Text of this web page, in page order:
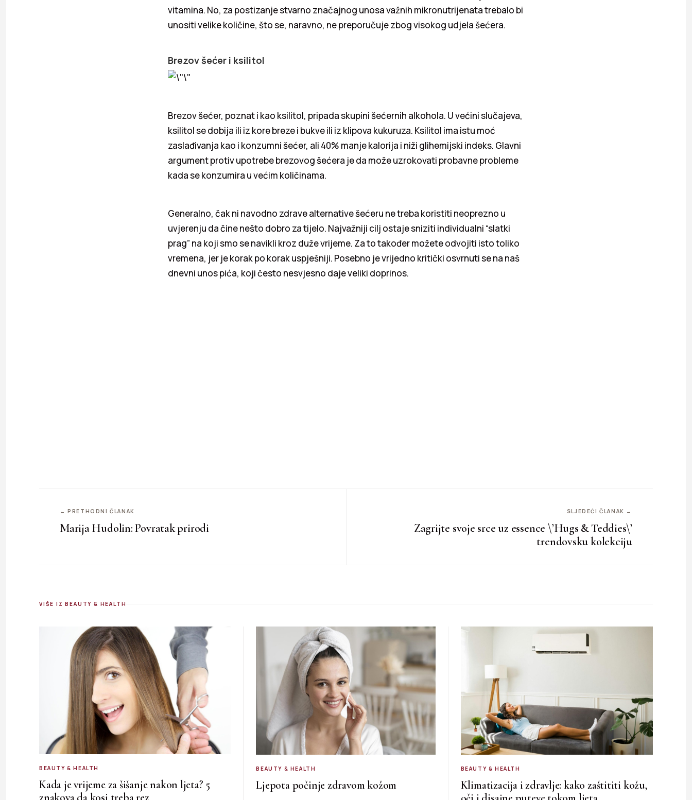
vitamina. No, za postizanje stvarno značajnog unosa važnih mikronutrijenata trebalo bi
unositi velike količine, što se, naravno, ne preporučuje zbog visokog udjela šećera.
Brezov šećer i ksilitol
Brezov šećer, poznat i kao ksilitol, pripada skupini šećernih alkohola. U većini slučajeva,
ksilitol se dobija ili iz kore breze i bukve ili iz klipova kukuruza. Ksilitol ima istu moć
zaslađivanja kao i konzumni šećer, ali 40% manje kalorija i niži glihemijski indeks. Glavni
argument protiv upotrebe brezovog šećera je da može uzrokovati probavne probleme
kada se konzumira u većim količinama.
Generalno, čak ni navodno zdrave alternative šećeru ne treba koristiti neoprezno u
uvjerenju da čine nešto dobro za tijelo. Najvažniji cilj ostaje sniziti individualni “slatki
prag” na koji smo se navikli kroz duže vrijeme. Za to također možete odvojiti isto toliko
vremena, jer je korak po korak uspješniji. Posebno je vrijedno kritički osvrnuti se na naš
dnevni unos pića, koji često nesvjesno daje veliki doprinos.
← PRETHODNI ČLANAK
Marija Hudolin: Povratak prirodi
SLJEDEĆI ČLANAK →
Zagrijte svoje srce uz essence \’Hugs & Teddies\’
trendovsku kolekciju
VIŠE IZ BEAUTY & HEALTH
BEAUTY & HEALTH
Kada je vrijeme za šišanje nakon ljeta? 5
BEAUTY & HEALTH
Ljepota počinje zdravom kožom
BEAUTY & HEALTH
Klimatizacija i zdravlje: kako zaštititi kožu,